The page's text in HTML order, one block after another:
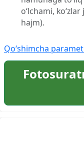
o‘lchami,
hajm).
Qo‘shimcha